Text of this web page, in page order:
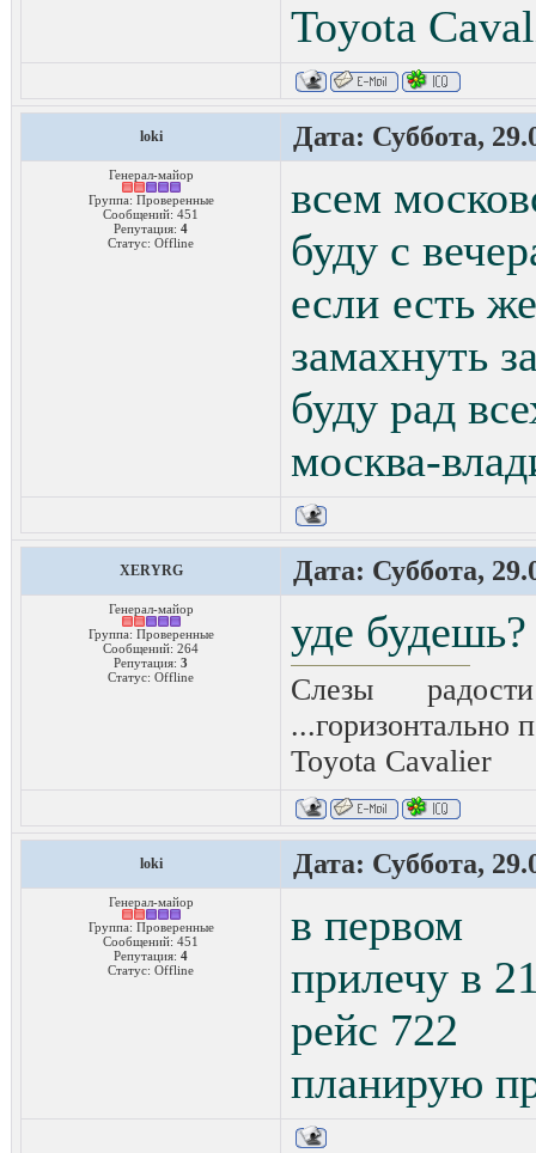
Toyota
loki Дата: Суббота,
Генерал-майор
Группа: Проверенные
Сообщений: 451
Репутация: 4
Статус: Offline
всем
буду с
если есть
замахнуть
буду рад
москва-
XERYRG Дата: Суббота,
Генерал-майор
Группа: Проверенные
Сообщений: 264
Репутация: 3
Статус: Offline
уде
Слезы
...горизонтально
Toyota Сavalier
loki Дата: Суббота,
Генерал-майор
Группа: Проверенные
Сообщений: 451
Репутация: 4
Статус: Offline
в первом
прилечу в
рейс 722
планирую